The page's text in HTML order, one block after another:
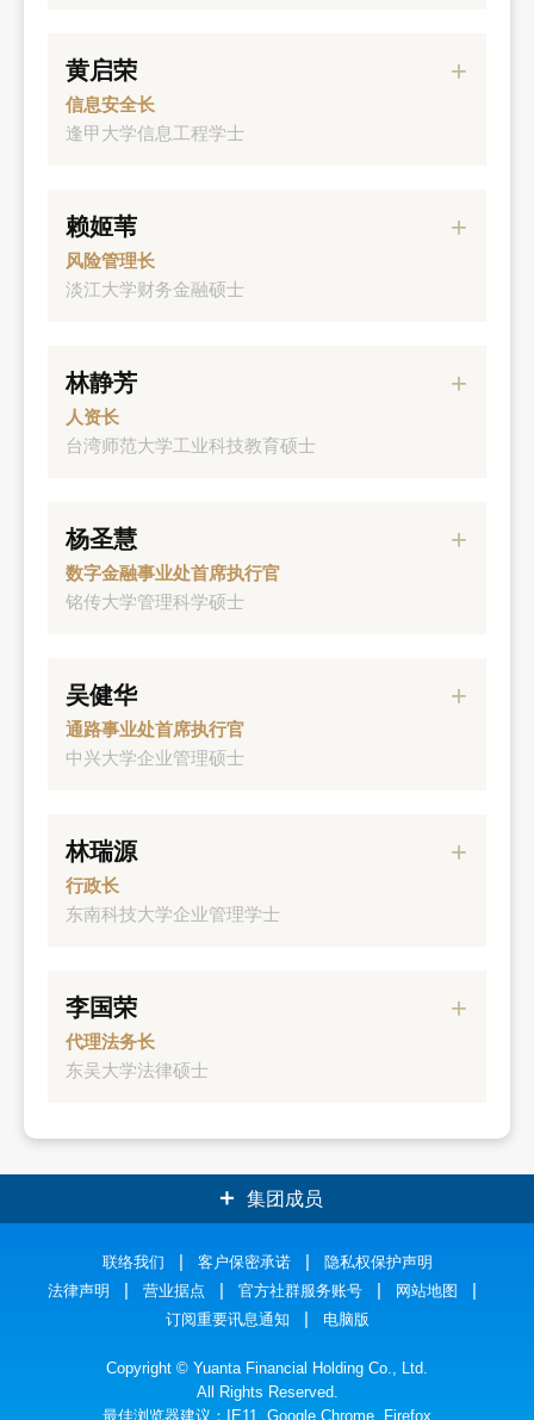
元大人寿资深副总经理
黄启荣
信息安全长
逢甲大学信息工程学士
元大银行副总经理
赖姬苇
风险管理长
淡江大学财务金融硕士
元大人寿副总经理
林静芳
人资长
台湾师范大学工业科技教育硕士
元大期货副总经理
杨圣慧
数字金融事业处首席执行官
铭传大学管理科学硕士
元大证券副总经理
吴健华
通路事业处首席执行官
中兴大学企业管理硕士
元大证券资深副总经理
林瑞源
行政长
东南科技大学企业管理学士
元大投信运行副总经理
李国荣
代理法务长
东吴大学法律硕士
集团成员
元大证券 元大银行
元大投信
元大期货 元大投顾
联络我们 客户保密承诺
隐私权保护声明
法律声明
营业据点 官方社群服务账号
网站地图
订阅重要讯息通知
电脑版
Copyright © Yuanta Financial Holding Co., Ltd.
All Rights Reserved.
最佳浏览器建议：IE11, Google Chrome, Firefox